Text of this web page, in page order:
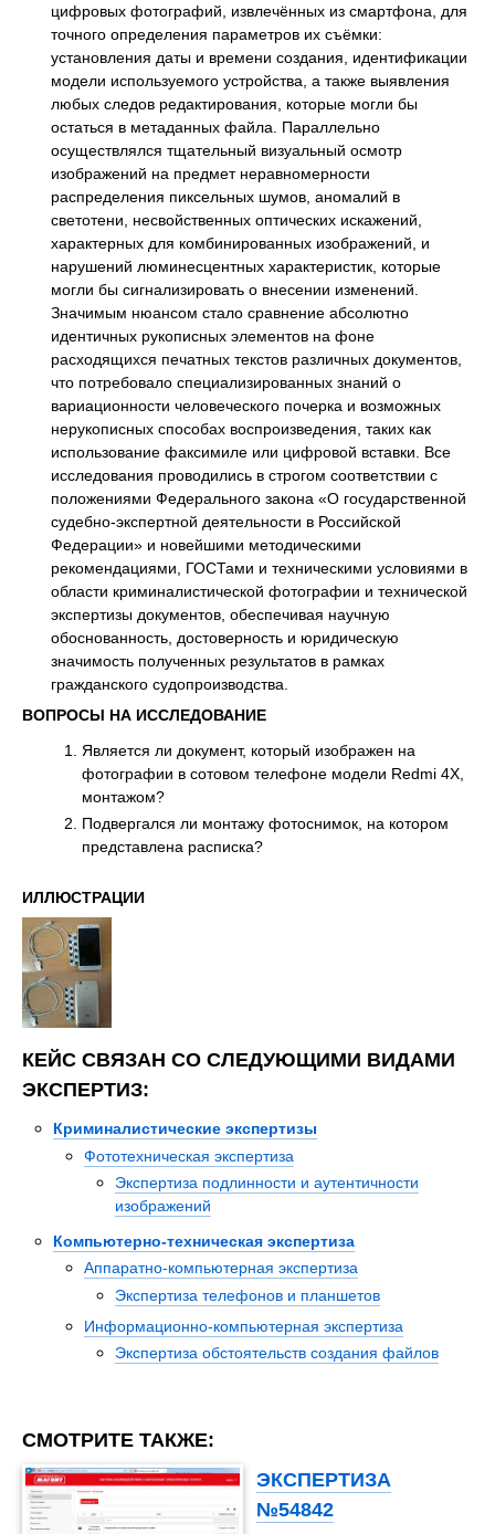
цифровых фотографий, извлечённых из смартфона, для
точного определения параметров их съёмки:
установления даты и времени создания, идентификации
модели используемого устройства, а также выявления
любых следов редактирования, которые могли бы
остаться в метаданных файла. Параллельно
осуществлялся тщательный визуальный осмотр
изображений на предмет неравномерности
распределения пиксельных шумов, аномалий в
светотени, несвойственных оптических искажений,
характерных для комбинированных изображений, и
нарушений люминесцентных характеристик, которые
могли бы сигнализировать о внесении изменений.
Значимым нюансом стало сравнение абсолютно
идентичных рукописных элементов на фоне
расходящихся печатных текстов различных документов,
что потребовало специализированных знаний о
вариационности человеческого почерка и возможных
нерукописных способах воспроизведения, таких как
использование факсимиле или цифровой вставки. Все
исследования проводились в строгом соответствии с
положениями Федерального закона «О государственной
судебно-экспертной деятельности в Российской
Федерации» и новейшими методическими
рекомендациями, ГОСТами и техническими условиями в
области криминалистической фотографии и технической
экспертизы документов, обеспечивая научную
обоснованность, достоверность и юридическую
значимость полученных результатов в рамках
гражданского судопроизводства.
ВОПРОСЫ НА ИССЛЕДОВАНИЕ
Является ли документ, который изображен на
фотографии в сотовом телефоне модели Redmi 4X,
монтажом?
Подвергался ли монтажу фотоснимок, на котором
представлена расписка?
ИЛЛЮСТРАЦИИ
КЕЙС СВЯЗАН СО СЛЕДУЮЩИМИ ВИДАМИ
ЭКСПЕРТИЗ:
Криминалистические экспертизы
Фототехническая экспертиза
Экспертиза подлинности и аутентичности
изображений
Компьютерно-техническая экспертиза
Аппаратно-компьютерная экспертиза
Экспертиза телефонов и планшетов
Информационно-компьютерная экспертиза
Экспертиза обстоятельств создания файлов
СМОТРИТЕ ТАКЖЕ:
ЭКСПЕРТИЗА
№54842